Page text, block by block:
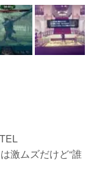
激ムズだけど“誰